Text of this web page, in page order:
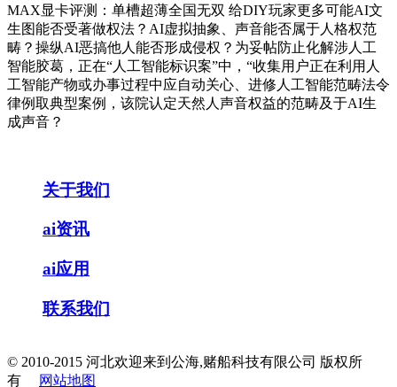
MAX显卡评测：单槽超薄全国无双 给DIY玩家更多可能AI文
生图能否受著做权法？AI虚拟抽象、声音能否属于人格权范
畴？操纵AI恶搞他人能否形成侵权？为妥帖防止化解涉人工
智能胶葛，正在“人工智能标识案”中，“收集用户正在利用人
工智能产物或办事过程中应自动关心、进修人工智能范畴法令
律例取典型案例，该院认定天然人声音权益的范畴及于AI生
成声音？
关于我们
ai资讯
ai应用
联系我们
© 2010-2015 河北欢迎来到公海,赌船科技有限公司 版权所
有
网站地图